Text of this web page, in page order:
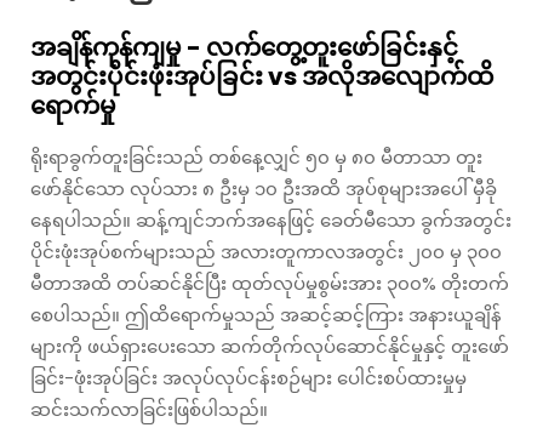
အချိန်ကုန်ကျမှု - လက်တွေ့တူးဖော်ခြင်းနှင့်
အတွင်းပိုင်းဖုံးအုပ်ခြင်း vs အလိုအလျောက်ထိ
ရောက်မှု
ရိုးရာခွက်တူးခြင်းသည် တစ်နေ့လျှင် ၅၀ မှ ၈၀ မီတာသာ တူး
ဖော်နိုင်သော လုပ်သား ၈ ဦးမှ ၁၀ ဦးအထိ အုပ်စုများအပေါ် မှီခို
နေရပါသည်။ ဆန့်ကျင်ဘက်အနေဖြင့် ခေတ်မီသော ခွက်အတွင်း
ပိုင်းဖုံးအုပ်စက်များသည် အလားတူကာလအတွင်း ၂၀၀ မှ ၃၀၀
မီတာအထိ တပ်ဆင်နိုင်ပြီး ထုတ်လုပ်မှုစွမ်းအား ၃၀၀% တိုးတက်
စေပါသည်။ ဤထိရောက်မှုသည် အဆင့်ဆင့်ကြား အနားယူချိန်
များကို ဖယ်ရှားပေးသော ဆက်တိုက်လုပ်ဆောင်နိုင်မှုနှင့် တူးဖော်
ခြင်း-ဖုံးအုပ်ခြင်း အလုပ်လုပ်ငန်းစဉ်များ ပေါင်းစပ်ထားမှုမှ
ဆင်းသက်လာခြင်းဖြစ်ပါသည်။